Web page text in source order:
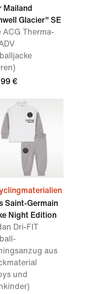
Mailand
Glacier" SE
ACG Therma-
€
Saint-Germain
Night Edition
Dri-FIT
aus
und